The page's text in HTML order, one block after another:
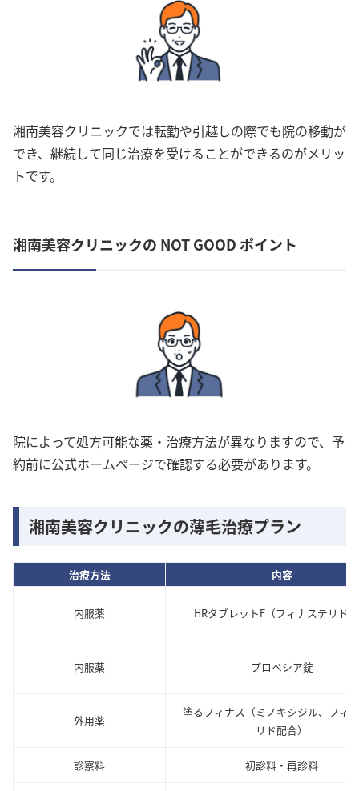
湘南美容クリニックでは転勤や引越しの際でも院の移動が
でき、継続して同じ治療を受けることができるのがメリッ
トです。
湘南美容クリニックの NOT GOOD ポイント
院によって処方可能な薬・治療方法が異なりますので、予
約前に公式ホームページで確認する必要があります。
湘南美容クリニックの薄毛治療プラン
治療方法 内容
内服薬 HRタブレットF（フィナステリド
内服薬 プロペシア錠
外用薬
塗るフィナス（ミノキシジル、フィ
リド配合）
診察料 初診料・再診料